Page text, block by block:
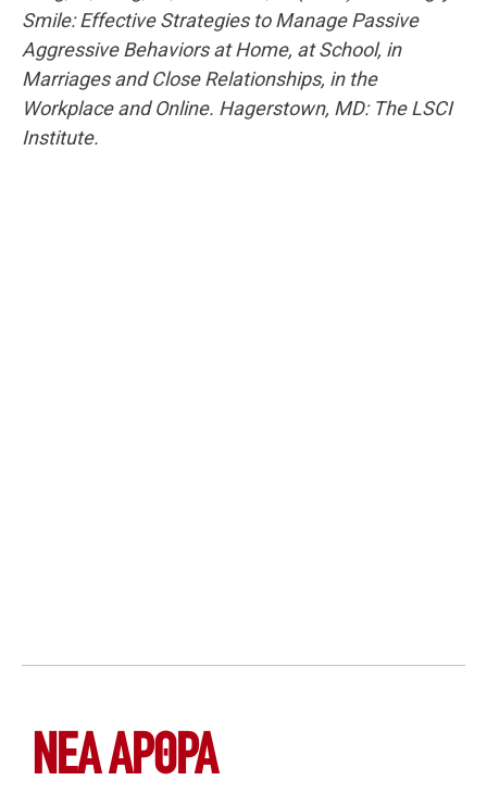
Smile: Effective Strategies to Manage Passive
Aggressive Behaviors at Home, at School, in
Marriages and Close Relationships, in the
Workplace and Online. Hagerstown, MD: The LSCI
Institute.
ΝΕΑ ΆΡΘΡΑ